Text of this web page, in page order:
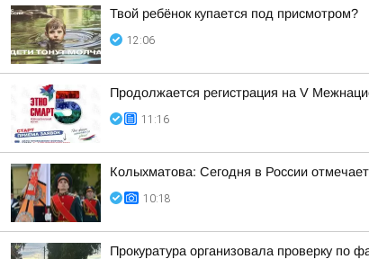
Твой ребёнок купается под присмотром?
12:06
Продолжается регистрация на V
11:16
Колыхматова: Сегодня в России
10:18
Прокуратура организовала проверку по